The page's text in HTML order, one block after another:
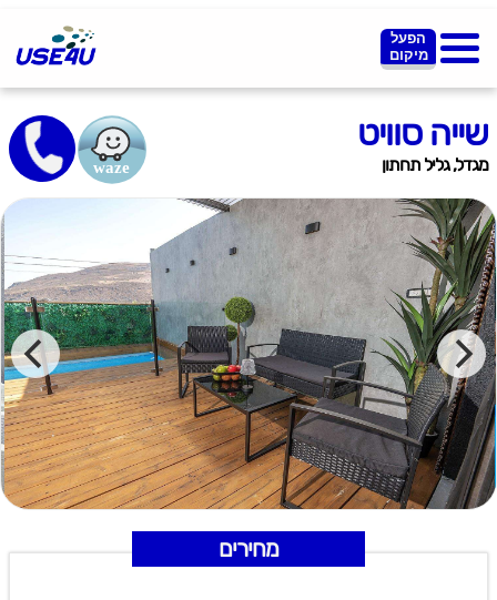
הפעל
מיקום
שייה סוויט
מגדל, גליל תחתון
מחירים